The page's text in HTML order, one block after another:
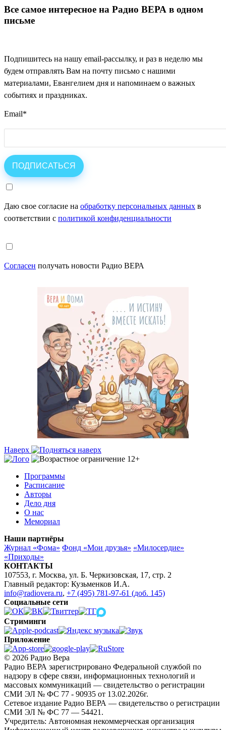
Все самое интересное на Радио ВЕРА в одном
письме
Подпишитесь на нашу email-рассылку, и раз в неделю мы
будем отправлять Вам на почту письмо с нашими
материалами, Евангелием дня и напоминаем о важных
событиях и праздниках.
Email*
Даю свое согласие на обработку персональных данных в
соответствии с политикой конфиденциальности
Согласен получать новости Радио ВЕРА
Наверх
Программы
Расписание
Авторы
Дело дня
О нас
Мемориал
Наши партнёры
Журнал «Фома» Фонд «Мои друзья» «Милосердие»
«Приходы»
КОНТАКТЫ
107553, г. Москва, ул. Б. Черкизовская, 17, стр. 2
Главный редактор: Кузьменков И.А.
info@radiovera.ru, +7 (495) 781-97-61 (доб. 145)
Социальные сети
Стриминги
Приложение
© 2026 Радио Вера
Радио ВЕРА зарегистрировано Федеральной службой по
надзору в сфере связи, информационных технологий и
массовых коммуникаций — свидетельство о регистрации
СМИ ЭЛ № ФС 77 - 90935 от 13.02.2026г.
Сетевое издание Радио ВЕРА — свидетельство о регистрации
СМИ ЭЛ № ФС 77 — 54421.
Учредитель: Автономная некоммерческая организация